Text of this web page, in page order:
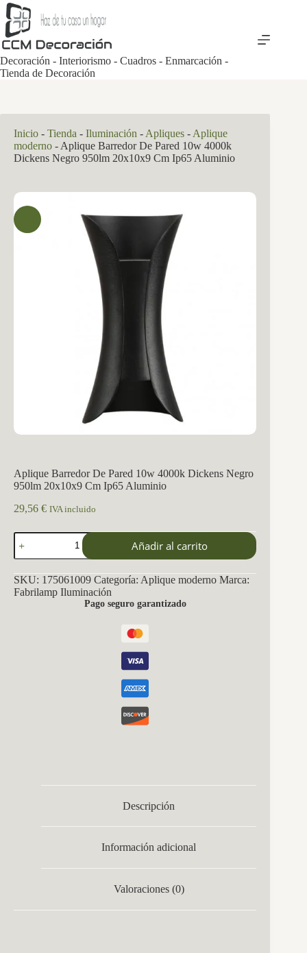
Saltar
al
contenido
Decoración - Interiorismo - Cuadros - Enmarcación -
Tienda de Decoración
Inicio - Tienda - Iluminación - Apliques - Aplique
moderno - Aplique Barredor De Pared 10w 4000k
Dickens Negro 950lm 20x10x9 Cm Ip65 Aluminio
Aplique Barredor De Pared 10w 4000k Dickens Negro
950lm 20x10x9 Cm Ip65 Aluminio
29,56 € IVA incluido
Aplique
Barredor
De
Pared
10w
4000k
Añadir al carrito
SKU: 175061009 Categoría: Aplique moderno Marca:
Fabrilamp Iluminación
Pago seguro garantizado
Descripción
Información adicional
Valoraciones (0)